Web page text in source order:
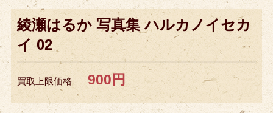
綾瀬はるか 写真集 ハルカノイセカ
イ 02
買取上限価格 900円